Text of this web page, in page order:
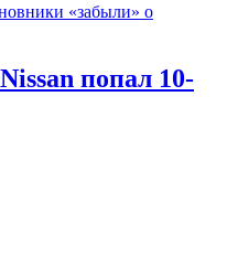
«забыли» о
попал 10-